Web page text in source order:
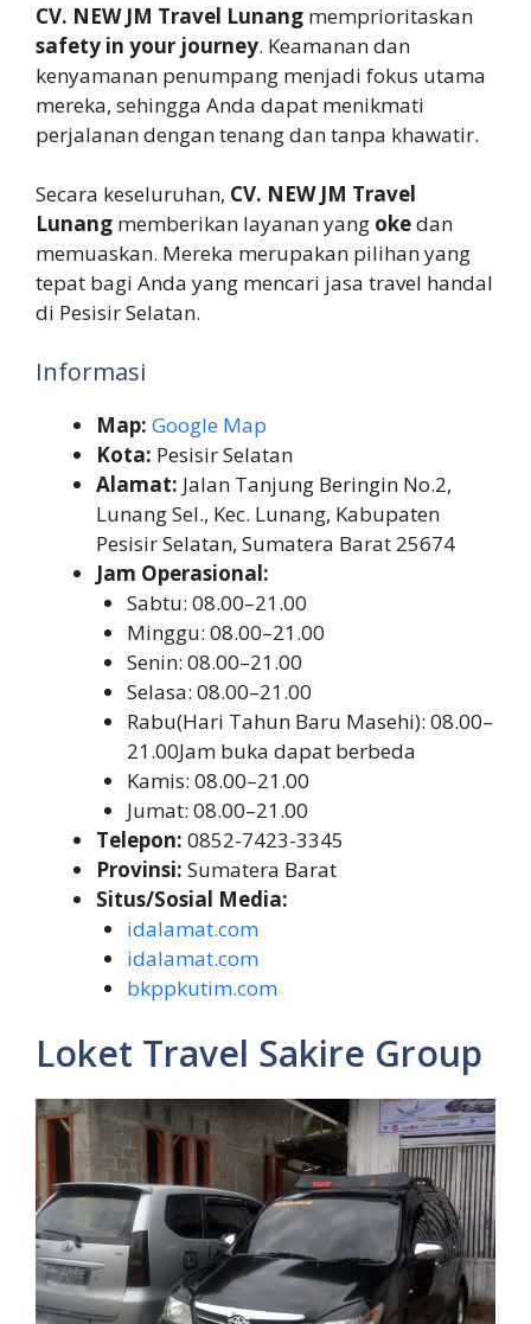
CV. NEW JM Travel Lunang memprioritaskan
safety in your journey. Keamanan dan
kenyamanan penumpang menjadi fokus utama
mereka, sehingga Anda dapat menikmati
perjalanan dengan tenang dan tanpa khawatir.
Secara keseluruhan, CV. NEW JM Travel
Lunang memberikan layanan yang okedan
memuaskan. Mereka merupakan pilihan yang
tepat bagi Anda yang mencari jasa travel handal
di Pesisir Selatan.
Informasi
Map: Google Map
Kota: Pesisir Selatan
Alamat: Jalan Tanjung Beringin No.2,
Lunang Sel., Kec. Lunang, Kabupaten
Pesisir Selatan, Sumatera Barat 25674
Jam Operasional:
Sabtu: 08.00–21.00
Minggu: 08.00–21.00
Senin: 08.00–21.00
Selasa: 08.00–21.00
Rabu(Hari Tahun Baru Masehi): 08.00–
21.00Jam buka dapat berbeda
Kamis: 08.00–21.00
Jumat: 08.00–21.00
Telepon: 0852-7423-3345
Provinsi: Sumatera Barat
Situs/Sosial Media:
idalamat.com
idalamat.com
bkppkutim.com
Loket Travel Sakire Group